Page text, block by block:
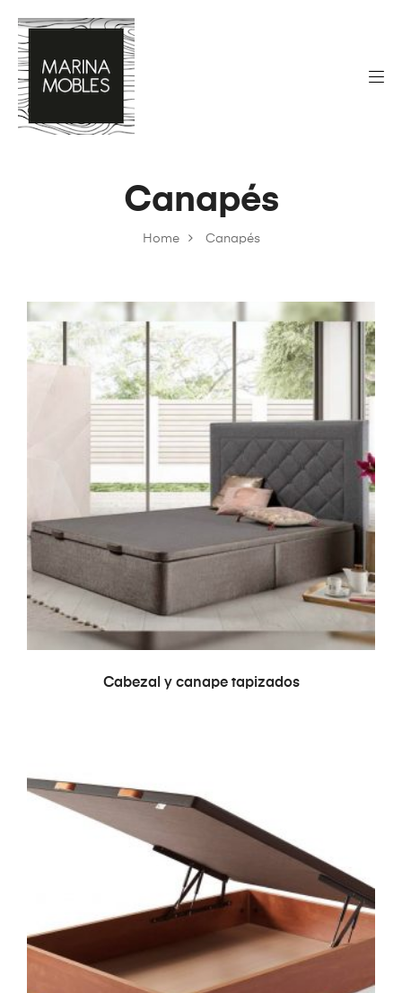
Home Canapés
Canapés
LEER MÁS
Cabezal y canape tapizados